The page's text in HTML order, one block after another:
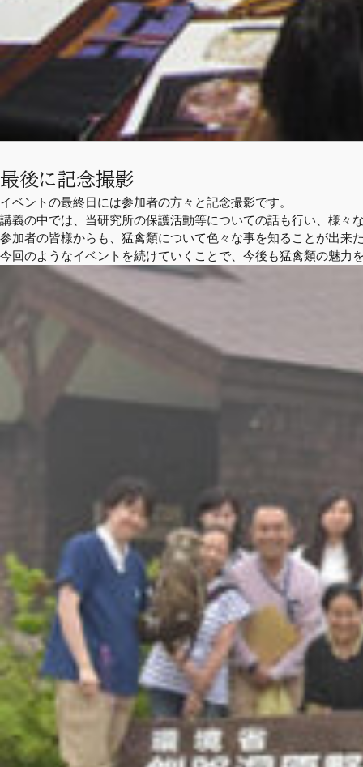
最後に記念撮影
イベントの最終日には参加者の方々と記念撮影です。
講義の中では、当研究所の保護活動等についての話も行い、様々
参加者の皆様からも、猛禽類について色々な事を知ることが出来
今回のようなイベントを続けていくことで、今後も猛禽類の魅力